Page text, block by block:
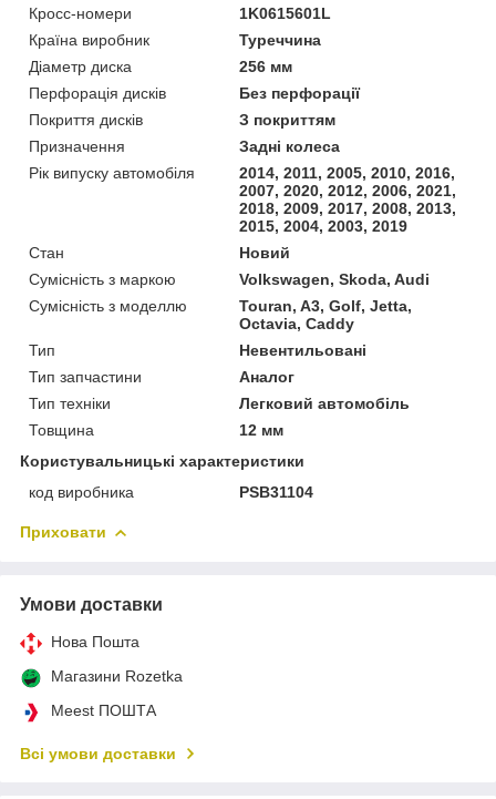
Кросс-номери
1K0615601L
Країна виробник
Туреччина
Діаметр диска
256 мм
Перфорація дисків
Без перфорації
Покриття дисків
З покриттям
Призначення
Задні колеса
Рік випуску автомобіля
2014, 2011, 2005, 2010, 2016,
2007, 2020, 2012, 2006, 2021,
2018, 2009, 2017, 2008, 2013,
2015, 2004, 2003, 2019
Стан
Новий
Сумісність з маркою
Volkswagen, Skoda, Audi
Сумісність з моделлю
Touran, A3, Golf, Jetta,
Octavia, Caddy
Тип
Невентильовані
Тип запчастини
Аналог
Тип техніки
Легковий автомобіль
Товщина
12 мм
Користувальницькі характеристики
код виробника
PSB31104
Приховати
Умови доставки
Нова Пошта
Магазини Rozetka
Meest ПОШТА
Всі умови доставки